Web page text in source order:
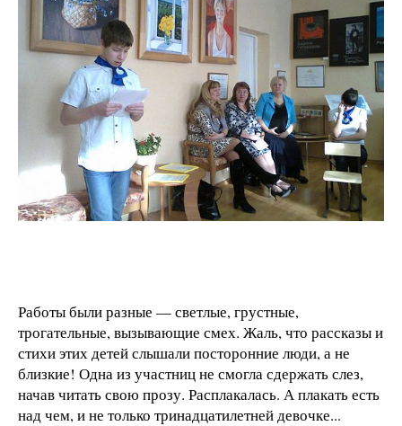
Работы были разные — светлые, грустные,
трогательные, вызывающие смех. Жаль, что рассказы и
стихи этих детей слышали посторонние люди, а не
близкие! Одна из участниц не смогла сдержать слез,
начав читать свою прозу. Расплакалась. А плакать есть
над чем, и не только тринадцатилетней девочке...